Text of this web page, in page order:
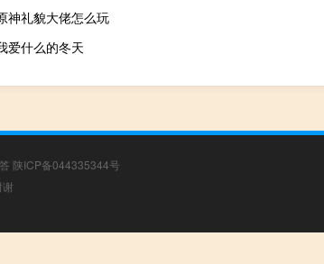
神礼貌大佬怎么玩
爱什么的冬天
陕ICP备044335344号